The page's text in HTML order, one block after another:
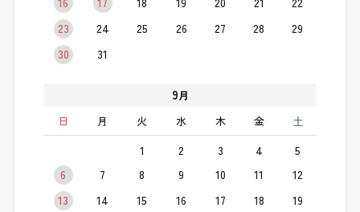
23
24 25 26 27 28
29
30
31
9月
日
月 火 水 木 金 土
1 2 3 4
5
6
7 8 9 10 11
12
13
14 15 16 17 18
19